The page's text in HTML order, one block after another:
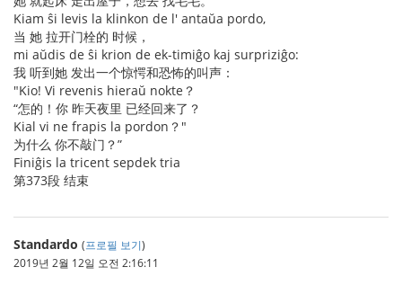
Kiam ŝi levis la klinkon de l' antaŭa pordo,
当 她 拉开门栓的 时候，
mi aŭdis de ŝi krion de ek-timiĝo kaj surpriziĝo:
我 听到她 发出一个惊愕和恐怖的叫声：
"Kio! Vi revenis hieraŭ nokte？
“怎的！你 昨天夜里 已经回来了？
Kial vi ne frapis la pordon？"
为什么 你不敲门？”
Finiĝis la tricent sepdek tria
第373段 结束
Standardo (프로필 보기)
2019년 2월 12일 오전 2:16:11